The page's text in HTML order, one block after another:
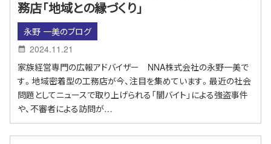
務店「地域との縁づくり」
永野 一美のブログ
2024.11.21
家族経営専門の広報アドバイザー NNA株式会社の永野一美で
す。地域密着型の工務店が今、注目を集めています。最近の社会
問題としてニュースで取り上げられる「闇バイト」による強盗事件
や、不審者による訪問が…